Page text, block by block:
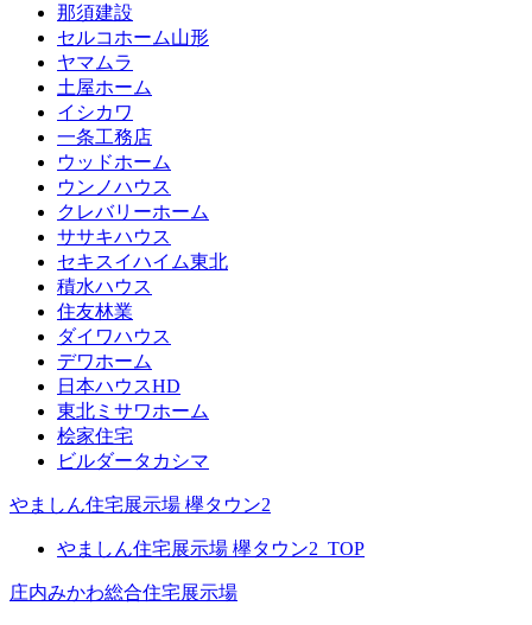
那須建設
セルコホーム山形
ヤマムラ
土屋ホーム
イシカワ
一条工務店
ウッドホーム
ウンノハウス
クレバリーホーム
ササキハウス
セキスイハイム東北
積水ハウス
住友林業
ダイワハウス
デワホーム
日本ハウスHD
東北ミサワホーム
桧家住宅
ビルダータカシマ
やましん住宅展示場 欅タウン2
やましん住宅展示場 欅タウン2_TOP
庄内みかわ総合住宅展示場